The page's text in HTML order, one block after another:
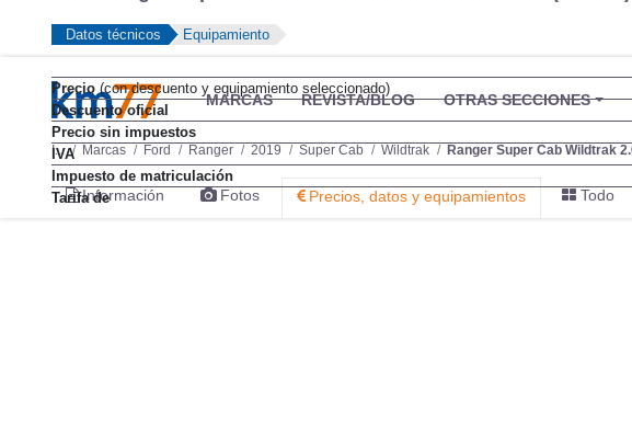
MARCAS REVISTA/BLOG OTRAS SECCIONES
I... Marcas Ford Ranger 2019 Super Cab Wildtrak Ranger Super Cab Wildtrak
Información Fotos Precios, datos y equipamientos Todo
Datos técnicos Equipamiento
Precio(con descuento y equipamiento seleccionado)
Descuento oficial
Precio sin impuestos
IVA
Impuesto de matriculación
Tarifa de